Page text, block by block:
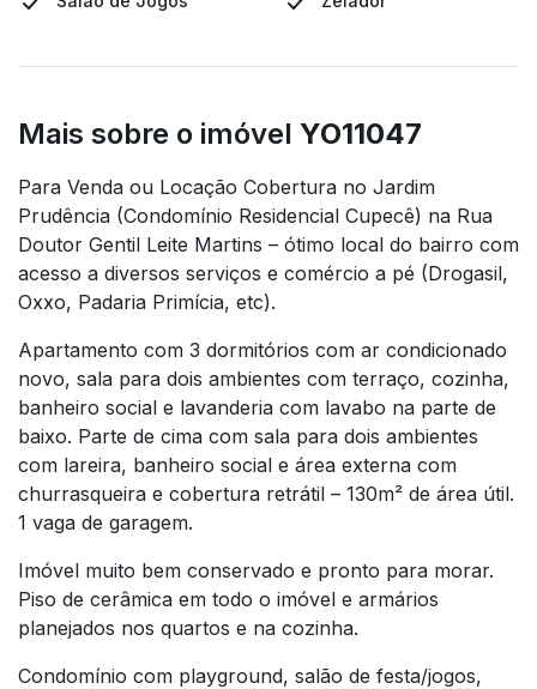
Mais sobre o imóvel YO11047
Para Venda ou Locação Cobertura no Jardim
Prudência (Condomínio Residencial Cupecê) na Rua
Doutor Gentil Leite Martins – ótimo local do bairro com
acesso a diversos serviços e comércio a pé (Drogasil,
Oxxo, Padaria Primícia, etc).
Apartamento com 3 dormitórios com ar condicionado
novo, sala para dois ambientes com terraço, cozinha,
banheiro social e lavanderia com lavabo na parte de
baixo. Parte de cima com sala para dois ambientes
com lareira, banheiro social e área externa com
churrasqueira e cobertura retrátil – 130m² de área útil.
1 vaga de garagem.
Imóvel muito bem conservado e pronto para morar.
Piso de cerâmica em todo o imóvel e armários
planejados nos quartos e na cozinha.
Condomínio com playground, salão de festa/jogos,